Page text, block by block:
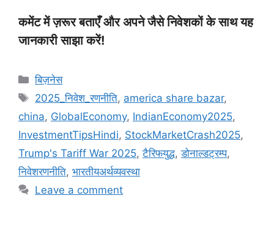
कमेंट में ज़रूर बताएँ और अपने जैसे निवेशकों के साथ यह
जानकारी साझा करें!
Categories
बिज़नेस
Tags
2025_निवेश_रणनीति, america share bazar,
china, GlobalEconomy, IndianEconomy2025,
InvestmentTipsHindi, StockMarketCrash2025,
Trump's Tariff War 2025,टैरिफयुद्ध,डोनाल्डट्रम्प,
निवेशरणनीति, भारतीयअर्थव्यवस्था
Leave a comment